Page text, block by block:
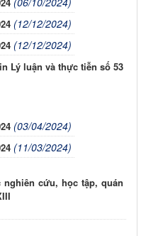
(12/12/2024)
(12/12/2024)
Lý luận và thực tiễn số 53
(03/04/2024)
(11/03/2024)
cứu, học tập, quán